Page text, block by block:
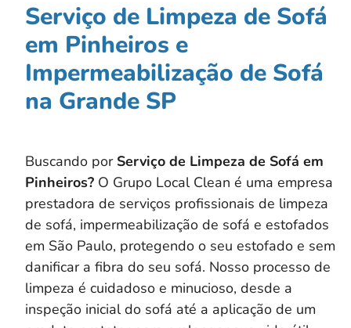
Serviço de Limpeza de Sofá
em Pinheiros e
Impermeabilização de Sofá
na Grande SP
Buscando por Serviço de Limpeza de Sofá em
Pinheiros? O Grupo Local Clean é uma empresa
prestadora de serviços profissionais de limpeza
de sofá, impermeabilização de sofá e estofados
em São Paulo, protegendo o seu estofado e sem
danificar a fibra do seu sofá. Nosso processo de
limpeza é cuidadoso e minucioso, desde a
inspeção inicial do sofá até a aplicação de um